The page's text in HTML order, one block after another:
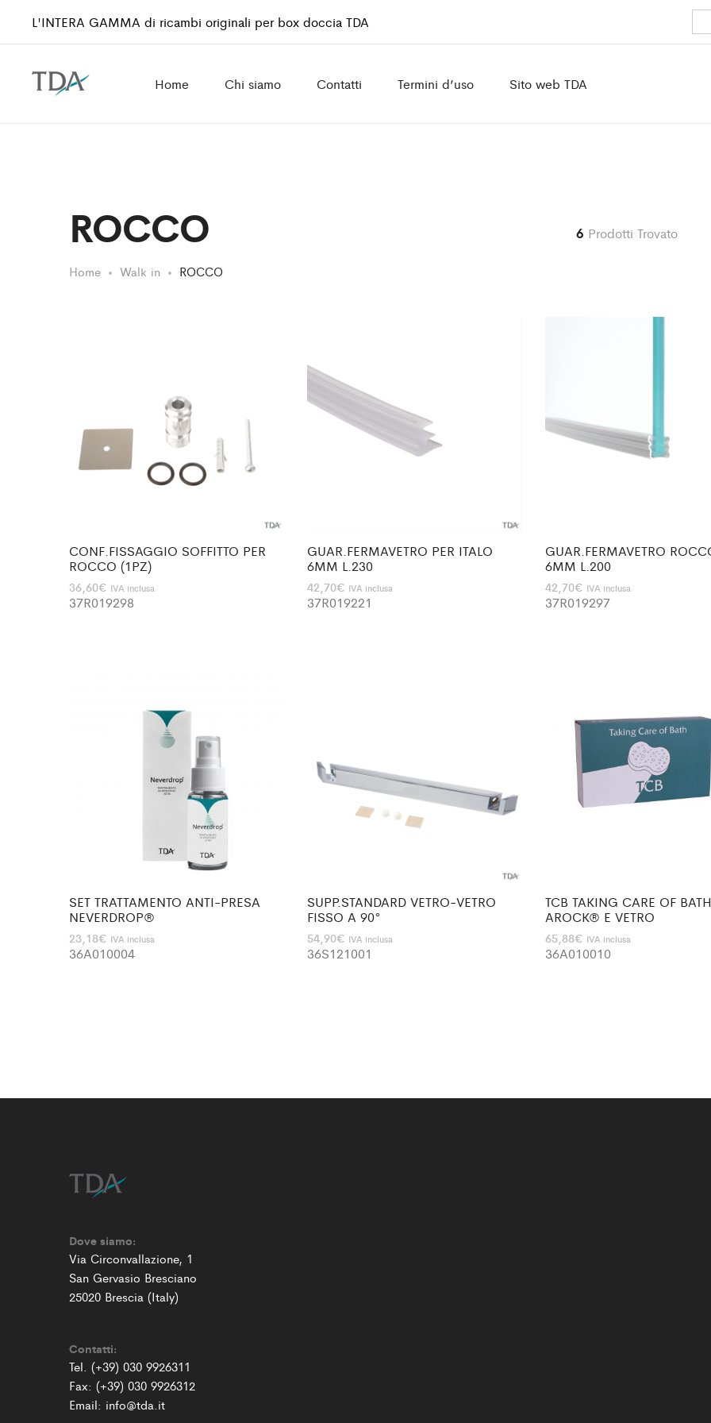
L'INTERA GAMMA di ricambi originali per box doccia TDA
Home Chi siamo Contatti Termini d’uso Sito web TDA
ROCCO
Home Walk in ROCCO
6 Prodotti Trovato
CONF.FISSAGGIO SOFFITTO PER
ROCCO (1PZ)
36,60€ IVA inclusa
37R019298
GUAR.FERMAVETRO PER ITALO
6MM L.230
42,70€ IVA inclusa
37R019221
GUAR.FERMAVETRO
6MM L.200
42,70€ IVA inclusa
37R019297
SET TRATTAMENTO ANTI-PRESA
NEVERDROP®
23,18€ IVA inclusa
36A010004
SUPP.STANDARD VETRO-VETRO
FISSO A 90°
54,90€ IVA inclusa
36S121001
TCB TAKING CARE OF BATH
AROCK® E VETRO
65,88€ IVA inclusa
36A010010
Dove siamo:
Via Circonvallazione, 1
San Gervasio Bresciano
25020 Brescia (Italy)
Contatti:
Tel. (+39) 030 9926311
Fax: (+39) 030 9926312
Email: info@tda.it